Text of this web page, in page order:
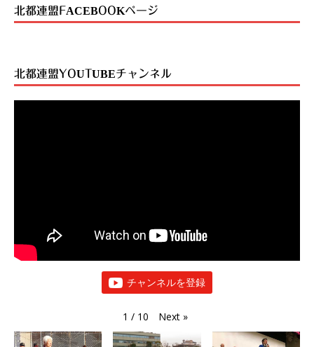
北都連盟FACEBOOKページ
北都連盟YOUTUBEチャンネル
チャンネルを登録
1 / 10 Next »